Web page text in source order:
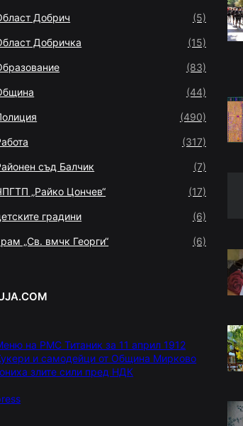
Добрич (5)
Добричка (15)
(83)
(44)
(490)
(317)
съд Балчик (7)
„Райко Цончев“ (17)
градини (6)
„Св. вмчк Георги“ (6)
на РМС Титаник за 11 април 1912
и самодейци от Община Мирково
злите сили пред НДК